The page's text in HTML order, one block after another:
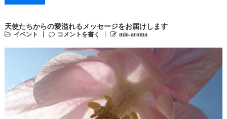
天使たちからの愛溢れるメッセージをお届けします
イベント コメントを書く mio-aroma